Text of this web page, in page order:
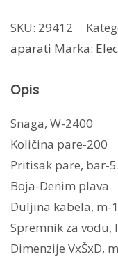
E5ST1-
2DB
SKU: 29412
aparati Marka:
Opis
Snaga, W-2400
Količina pare-200
Pritisak pare, bar-
Boja-Denim plava
Duljina kabela, m-
Spremnik za vodu,
Dimenzije VxŠxD,